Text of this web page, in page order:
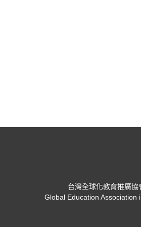
台灣全球化教育推廣協
Global Education Association